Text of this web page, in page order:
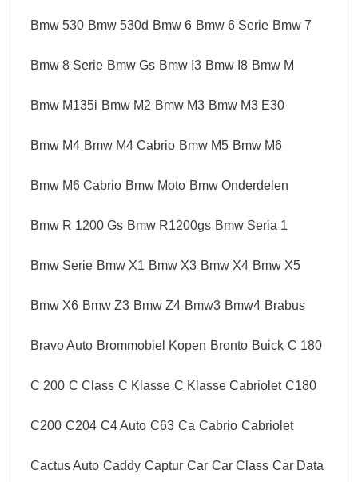
Bmw 530 Bmw 530d Bmw 6 Bmw 6 Serie Bmw 7
Bmw 8 Serie Bmw Gs Bmw I3 Bmw I8 Bmw M
Bmw M135i Bmw M2 Bmw M3 Bmw M3 E30
Bmw M4 Bmw M4 Cabrio Bmw M5 Bmw M6
Bmw M6 Cabrio Bmw Moto Bmw Onderdelen
Bmw R 1200 Gs Bmw R1200gs Bmw Seria 1
Bmw Serie Bmw X1 Bmw X3 Bmw X4 Bmw X5
Bmw X6 Bmw Z3 Bmw Z4 Bmw3 Bmw4 Brabus
Bravo Auto Brommobiel Kopen Bronto Buick C 180
C 200 C Class C Klasse C Klasse Cabriolet C180
C200 C204 C4 Auto C63 Ca Cabrio Cabriolet
Cactus Auto Caddy Captur Car Car Class Car Data